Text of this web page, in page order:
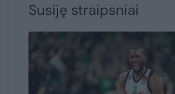
Susiję straipsniai